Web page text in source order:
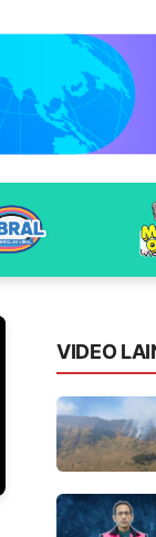
VIDEO